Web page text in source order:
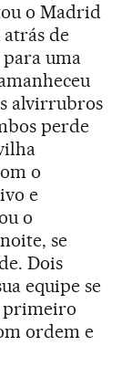
o Madrid
atrás de
uma
alvirrubros
perde
o
e
o
se
Dois
equipe se
primeiro
ordem e